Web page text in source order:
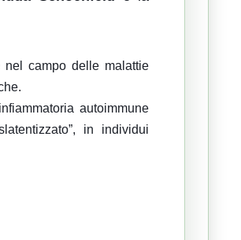
campo delle malattie
autoimmune
in individui